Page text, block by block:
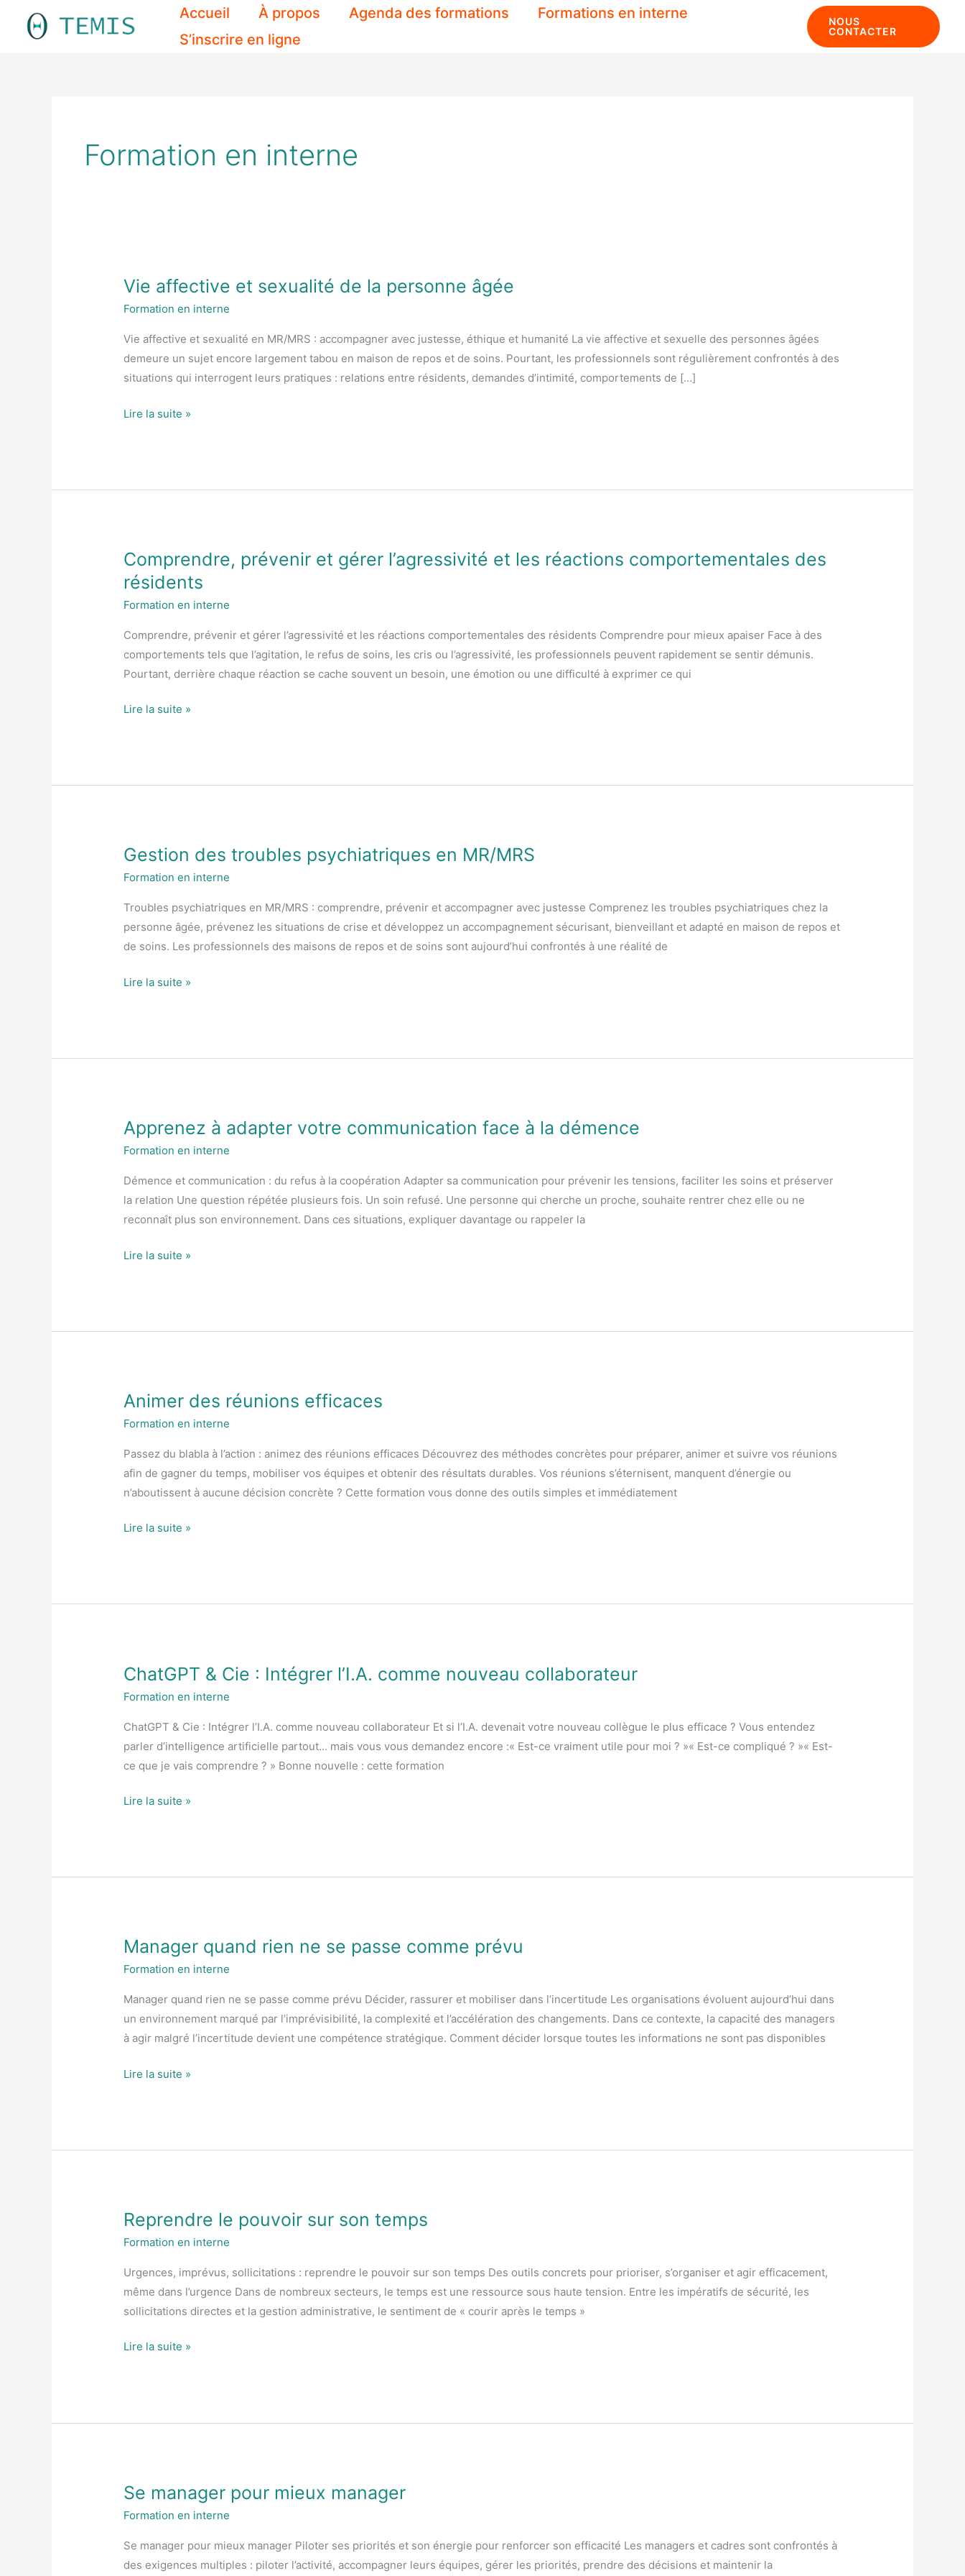
Accueil À propos Agenda des formations
Formations en interne
S’inscrire en ligne
NOUS
CONTACTER
Formation en interne
Vie affective et sexualité de la personne âgée
Formation en interne
Vie affective et sexualité en MR/MRS : accompagner avec justesse, éthique et humanité La vie affective et sexuelle des personnes âgées
demeure un sujet encore largement tabou en maison de repos et de soins. Pourtant, les professionnels sont régulièrement confrontés à des
situations qui interrogent leurs pratiques : relations entre résidents, demandes d’intimité, comportements de […]
Vie
affective
sexualité
de
la
âgée
Lire la suite »
Comprendre, prévenir et gérer l’agressivité et les réactions comportementales des
résidents
Formation en interne
Comprendre, prévenir et gérer l’agressivité et les réactions comportementales des résidents Comprendre pour mieux apaiser Face à des
comportements tels que l’agitation, le refus de soins, les cris ou l’agressivité, les professionnels peuvent rapidement se sentir démunis.
Pourtant, derrière chaque réaction se cache souvent un besoin, une émotion ou une difficulté à exprimer ce qui
Comprendre,
prévenir
l’agressivité
et
les
comportementales
Lire la suite »
Gestion des troubles psychiatriques en MR/MRS
Formation en interne
Troubles psychiatriques en MR/MRS : comprendre, prévenir et accompagner avec justesse Comprenez les troubles psychiatriques chez la
personne âgée, prévenez les situations de crise et développez un accompagnement sécurisant, bienveillant et adapté en maison de repos et
de soins. Les professionnels des maisons de repos et de soins sont aujourd’hui confrontés à une réalité de
Gestion
des
psychiatriques
en
MR/MRS
Lire la suite »
Apprenez à adapter votre communication face à la démence
Formation en interne
Démence et communication : du refus à la coopération Adapter sa communication pour prévenir les tensions, faciliter les soins et préserver
la relation Une question répétée plusieurs fois. Un soin refusé. Une personne qui cherche un proche, souhaite rentrer chez elle ou ne
reconnaît plus son environnement. Dans ces situations, expliquer davantage ou rappeler la
Apprenez
à
votre
communication
face
la
Lire la suite »
Animer des réunions efficaces
Formation en interne
Passez du blabla à l’action : animez des réunions efficaces Découvrez des méthodes concrètes pour préparer, animer et suivre vos réunions
afin de gagner du temps, mobiliser vos équipes et obtenir des résultats durables. Vos réunions s’éternisent, manquent d’énergie ou
n’aboutissent à aucune décision concrète ? Cette formation vous donne des outils simples et immédiatement
Animer
des
efficaces
Lire la suite »
ChatGPT & Cie : Intégrer l’I.A. comme nouveau collaborateur
Formation en interne
ChatGPT & Cie : Intégrer l’I.A. comme nouveau collaborateur Et si l’I.A. devenait votre nouveau collègue le plus efficace ? Vous entendez
parler d’intelligence artificielle partout… mais vous vous demandez encore :« Est-ce vraiment utile pour moi ? »« Est-ce compliqué ? »« Est-
ce que je vais comprendre ? » Bonne nouvelle : cette formation
ChatGPT
&
:
Intégrer
l’I.A.
nouveau
Lire la suite »
Manager quand rien ne se passe comme prévu
Formation en interne
Manager quand rien ne se passe comme prévu Décider, rassurer et mobiliser dans l’incertitude Les organisations évoluent aujourd’hui dans
un environnement marqué par l’imprévisibilité, la complexité et l’accélération des changements. Dans ce contexte, la capacité des managers
à agir malgré l’incertitude devient une compétence stratégique. Comment décider lorsque toutes les informations ne sont pas disponibles
Manager
quand
ne
se
passe
prévu
Lire la suite »
Reprendre le pouvoir sur son temps
Formation en interne
Urgences, imprévus, sollicitations : reprendre le pouvoir sur son temps Des outils concrets pour prioriser, s’organiser et agir efficacement,
même dans l’urgence Dans de nombreux secteurs, le temps est une ressource sous haute tension. Entre les impératifs de sécurité, les
sollicitations directes et la gestion administrative, le sentiment de « courir après le temps »
Reprendre
le
sur
son
temps
Lire la suite »
Se manager pour mieux manager
Formation en interne
Se manager pour mieux manager Piloter ses priorités et son énergie pour renforcer son efficacité Les managers et cadres sont confrontés à
des exigences multiples : piloter l’activité, accompagner leurs équipes, gérer les priorités, prendre des décisions et maintenir la
Se
manager
mieux
manager